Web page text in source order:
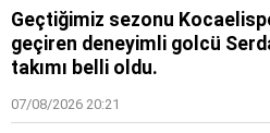
Geçtiğimiz sezonu
geçiren deneyimli golcü
takımı belli oldu.
07/08/2026 20:21